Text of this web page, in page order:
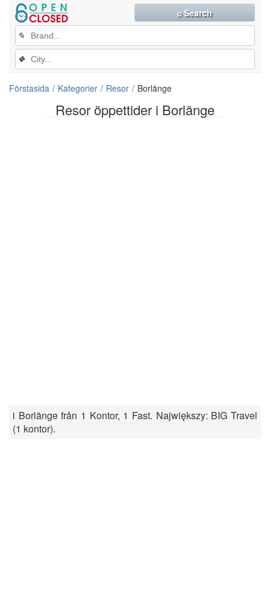
Resor öppettider i Borlänge
✎
❖
⌕ Search
Förstasida Kategorier Resor Borlänge
i Borlänge från 1 Kontor, 1 Fast. Największy: BIG Travel
(1 kontor).